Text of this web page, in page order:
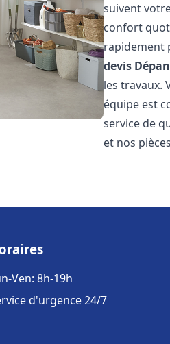
suivent
confort
rapidement
devis
les travaux.
équipe est
service de
et nos
Ven: 8h-19h
d'urgence 24/7